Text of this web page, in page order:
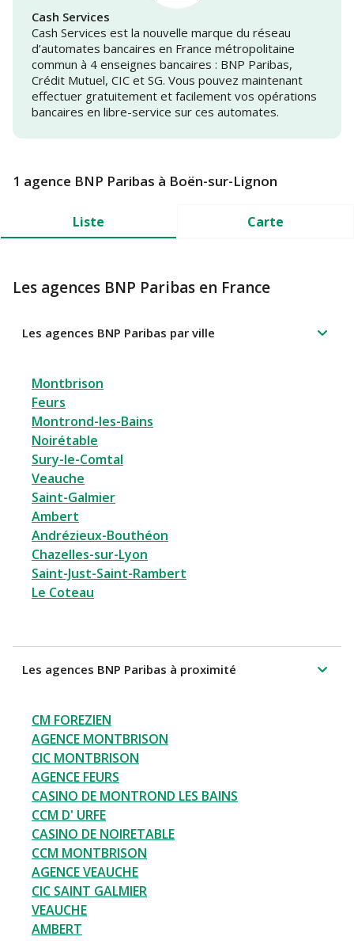
Cash Services
Cash Services est la nouvelle marque du réseau
d’automates bancaires en France métropolitaine
commun à 4 enseignes bancaires : BNP Paribas,
Crédit Mutuel, CIC et SG. Vous pouvez maintenant
effectuer gratuitement et facilement vos opérations
bancaires en libre-service sur ces automates.
1 agence BNP Paribas à Boën-sur-Lignon
Liste Carte
Les agences BNP Paribas en France
Les agences BNP Paribas par ville
Montbrison
Feurs
Montrond-les-Bains
Noirétable
Sury-le-Comtal
Veauche
Saint-Galmier
Ambert
Andrézieux-Bouthéon
Chazelles-sur-Lyon
Saint-Just-Saint-Rambert
Le Coteau
Les agences BNP Paribas à proximité
CM FOREZIEN
AGENCE MONTBRISON
CIC MONTBRISON
AGENCE FEURS
CASINO DE MONTROND LES BAINS
CCM D' URFE
CASINO DE NOIRETABLE
CCM MONTBRISON
AGENCE VEAUCHE
CIC SAINT GALMIER
VEAUCHE
AMBERT